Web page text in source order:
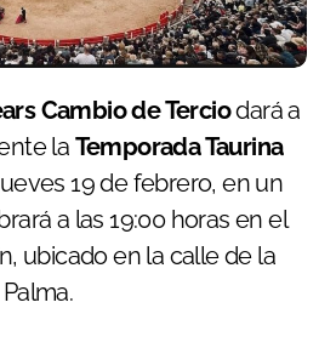
Cambio de Terciodará a
la Temporada Taurina
19 de febrero, en un
a las 19:00 horas en el
ubicado en la calle de la